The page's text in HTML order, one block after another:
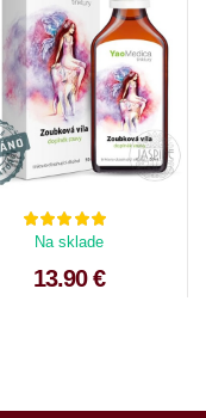
Na sklade
13.90 €